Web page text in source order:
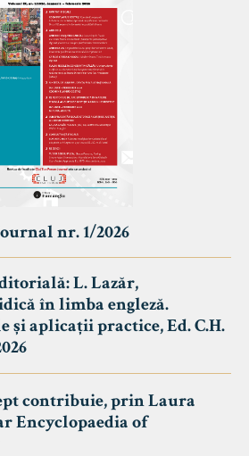
nr. 1/2026
L. Lazăr,
în limba engleză.
și aplicații practice, Ed. C.H.
contribuie, prin Laura
Encyclopaedia of